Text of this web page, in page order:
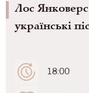
Лос
українські
18:00